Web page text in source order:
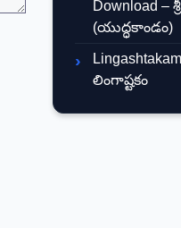
Download –
(యుద్ధకాండం)
లింగాష్టకం